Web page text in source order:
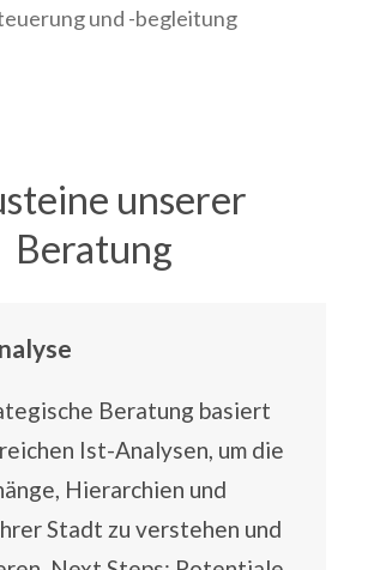
und -begleitung
unserer
Beratung
Beratung basiert
Ist-Analysen, um die
Hierarchien und
Stadt zu verstehen und